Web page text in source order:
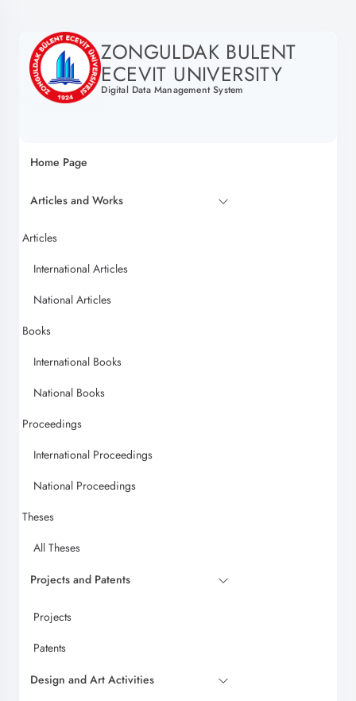
ZONGULDAK BULENT
ECEVIT UNIVERSITY
Digital Data Management System
Home Page
Articles and Works
Articles
International Articles
National Articles
Books
International Books
National Books
Proceedings
International Proceedings
National Proceedings
Theses
All Theses
Projects and Patents
Projects
Patents
Design and Art Activities